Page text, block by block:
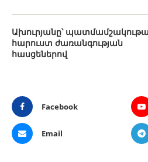
Ախուրյանը՝
հարուստ ժառանգության
հասցեներով
Facebook
Email